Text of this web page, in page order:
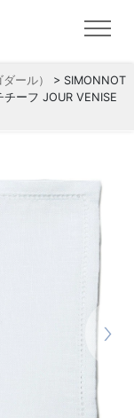
ール）
> SIMONNOT
ーフ JOUR VENISE